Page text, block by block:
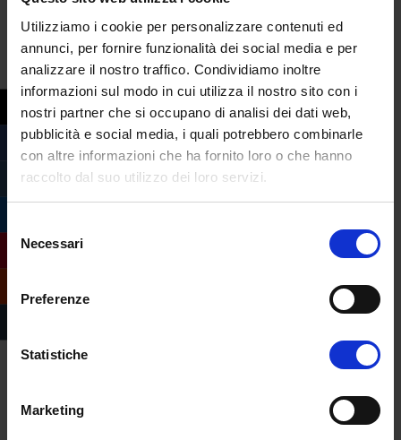
Utilizziamo i cookie per personalizzare contenuti ed
annunci, per fornire funzionalità dei social media e per
analizzare il nostro traffico. Condividiamo inoltre
informazioni sul modo in cui utilizza il nostro sito con i
nostri partner che si occupano di analisi dei dati web,
pubblicità e social media, i quali potrebbero combinarle
con altre informazioni che ha fornito loro o che hanno
raccolto dal suo utilizzo dei loro servizi.
delNecessari
Preferenze
Statistiche
Marketing
può fare anche bene, ma bisogna fare le
scelte giuste, e eCampus lo è. Io l’ho già
fatta, adesso tocca a voi.
Giorgia Accasto